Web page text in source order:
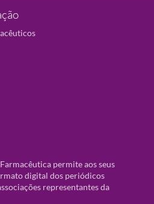
permite aos seus
digital dos periódicos
representantes da